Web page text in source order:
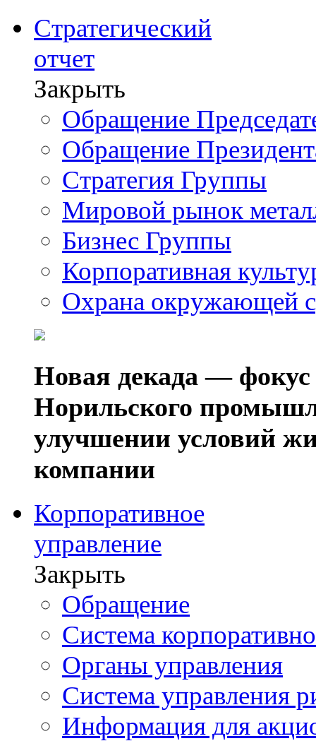
Стратегический
отчет
Закрыть
Обращение
Обращение
Стратегия Группы
Мировой рынок
Бизнес Группы
Корпоративная
Охрана окружающей
Новая декада — фокус
Норильского
улучшении условий
компании
Корпоративное
управление
Закрыть
Обращение
Система
Органы управления
Система управления
Информация для